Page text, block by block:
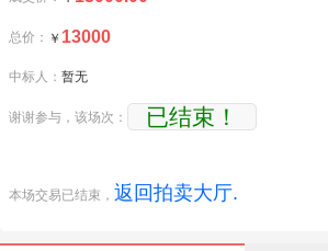
总价： ￥ 13000
中标人： 暂无
谢谢参与，该场次： 已结束！
本场交易已结束， 返回拍卖大厅.